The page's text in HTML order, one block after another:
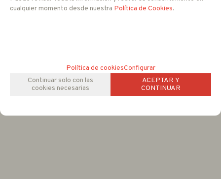
Peso
1.100 g.
CCTV ANALOGICO
Cámaras HD SDI
cualquier momento desde nuestra Política de Cookies.
Política de cookiesConfigurar
Continuar solo con las
cookies necesarias
ACEPTAR Y
CONTINUAR